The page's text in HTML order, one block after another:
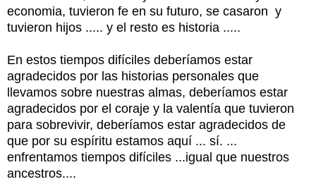
economia, tuvieron fe en su futuro, se casaron y
tuvieron hijos ..... y el resto es historia .....
En estos tiempos difíciles deberíamos estar
agradecidos por las historias personales que
llevamos sobre nuestras almas, deberíamos estar
agradecidos por el coraje y la valentía que tuvieron
para sobrevivir, deberíamos estar agradecidos de
que por su espíritu estamos aquí ... sí. ...
enfrentamos tiempos difíciles ...igual que nuestros
ancestros....